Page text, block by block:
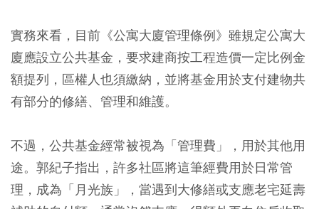
實務來看，目前《公寓大廈管理條例》雖規定公寓大
廈應設立公共基金，要求建商按工程造價一定比例金
額提列，區權人也須繳納，並將基金用於支付建物共
有部分的修繕、管理和維護。
不過，公共基金經常被視為「管理費」，用於其他用
途。郭紀子指出，許多社區將這筆經費用於日常管
理，成為「月光族」，當遇到大修繕或支應老宅延壽